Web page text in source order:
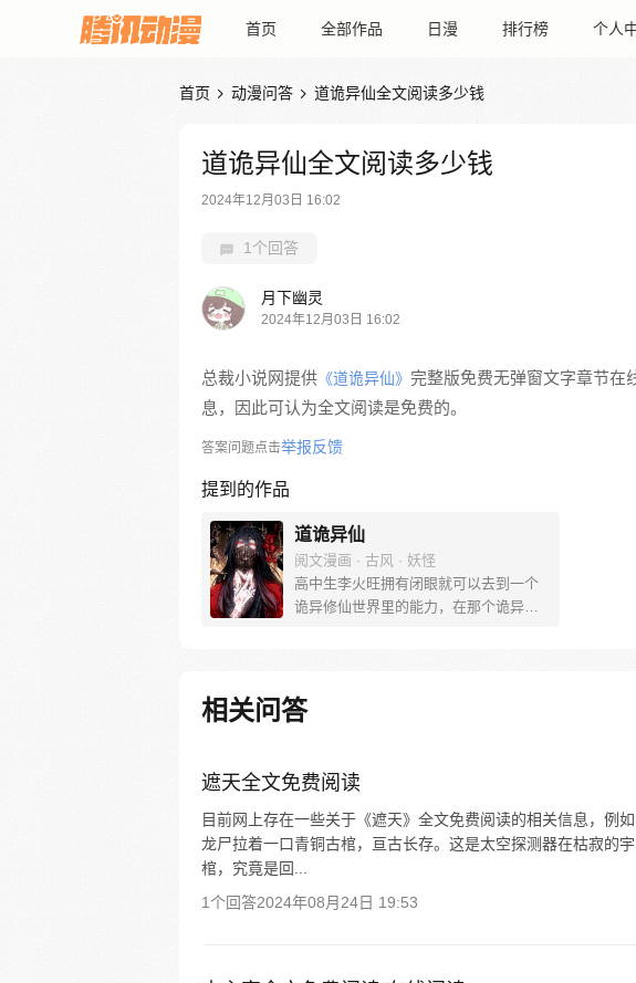
首页 全部作品 日漫 排行榜 个人
首页  动漫问答  道诡异仙全文阅读多少钱
道诡异仙全文阅读多少钱
2024年12月03日 16:02
1个回答
月下幽灵
2024年12月03日 16:02
总裁小说网提供 《道诡异仙》 完整版免费无弹窗文字章节在
息，因此可认为全文阅读是免费的。
答案问题点击举报反馈
提到的作品
道诡异仙
阅文漫画 · 古风 · 妖怪
高中生李火旺拥有闭眼就可以去到一个
诡异修仙世界里的能力，在那个诡异世
学的精神病。医生告诉他，诡异修仙世
界不过是他的幻觉。现在真真假假，假
真的分不清啊！”
相关问答
遮天全文免费阅读
目前网上存在一些关于《遮天》全文免费阅读的相关信息，例
龙尸拉着一口青铜古棺，亘古长存。这是太空探测器在枯寂的
棺，究竟是回...
1个回答2024年08月24日 19:53